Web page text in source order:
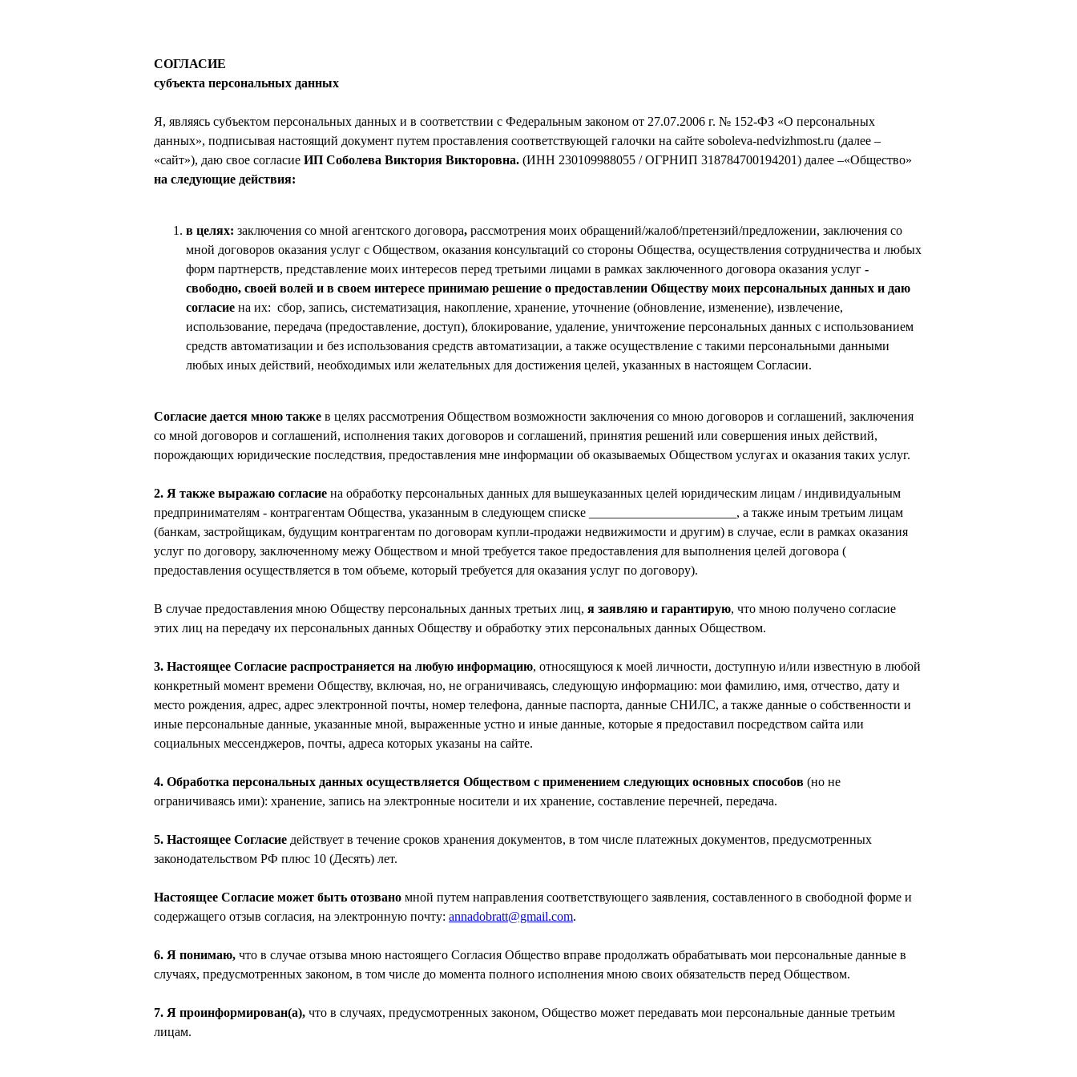
СОГЛАСИЕ
субъекта персональных данных
Я, являясь субъектом персональных данных и в соответствии с Федеральным законом от 27.07.2006 г. № 152-ФЗ «О персональных
данных», подписывая настоящий документ путем проставления соответствующей галочки на сайте soboleva-nedvizhmost.ru (далее –
«сайт»), даю свое согласие ИП Соболева Виктория Викторовна. (ИНН 230109988055 / ОГРНИП 318784700194201) далее –«Общество»
на следующие действия:
в целях: заключения со мной агентского договора, рассмотрения моих обращений/жалоб/претензий/предложении, заключения со
мной договоров оказания услуг с Обществом, оказания консультаций со стороны Общества, осуществления сотрудничества и любых
форм партнерств, представление моих интересов перед третьими лицами в рамках заключенного договора оказания услуг -
свободно, своей волей и в своем интересе принимаю решение о предоставлении Обществу моих персональных данных и даю
согласие на их: сбор, запись, систематизация, накопление, хранение, уточнение (обновление, изменение), извлечение,
использование, передача (предоставление, доступ), блокирование, удаление, уничтожение персональных данных с использованием
средств автоматизации и без использования средств автоматизации, а также осуществление с такими персональными данными
любых иных действий, необходимых или желательных для достижения целей, указанных в настоящем Согласии.
Согласие дается мною также в целях рассмотрения Обществом возможности заключения со мною договоров и соглашений, заключения
со мной договоров и соглашений, исполнения таких договоров и соглашений, принятия решений или совершения иных действий,
порождающих юридические последствия, предоставления мне информации об оказываемых Обществом услугах и оказания таких услуг.
2. Я также выражаю согласие на обработку персональных данных для вышеуказанных целей юридическим лицам / индивидуальным
предпринимателям - контрагентам Общества, указанным в следующем списке _______________________, а также иным третьим лицам
(банкам, застройщикам, будущим контрагентам по договорам купли-продажи недвижимости и другим) в случае, если в рамках оказания
услуг по договору, заключенному межу Обществом и мной требуется такое предоставления для выполнения целей договора (
предоставления осуществляется в том объеме, который требуется для оказания услуг по договору).
В случае предоставления мною Обществу персональных данных третьих лиц, я заявляю и гарантирую, что мною получено согласие
этих лиц на передачу их персональных данных Обществу и обработку этих персональных данных Обществом.
3. Настоящее Согласие распространяется на любую информацию, относящуюся к моей личности, доступную и/или известную в любой
конкретный момент времени Обществу, включая, но, не ограничиваясь, следующую информацию: мои фамилию, имя, отчество, дату и
место рождения, адрес, адрес электронной почты, номер телефона, данные паспорта, данные СНИЛС, а также данные о собственности и
иные персональные данные, указанные мной, выраженные устно и иные данные, которые я предоставил посредством сайта или
социальных мессенджеров, почты, адреса которых указаны на сайте.
4. Обработка персональных данных осуществляется Обществом с применением следующих основных способов (но не
ограничиваясь ими): хранение, запись на электронные носители и их хранение, составление перечней, передача.
5. Настоящее Согласие действует в течение сроков хранения документов, в том числе платежных документов, предусмотренных
законодательством РФ плюс 10 (Десять) лет.
Настоящее Согласие может быть отозвано мной путем направления соответствующего заявления, составленного в свободной форме и
содержащего отзыв согласия, на электронную почту: annadobratt@gmail.com.
6. Я понимаю, что в случае отзыва мною настоящего Согласия Общество вправе продолжать обрабатывать мои персональные данные в
случаях, предусмотренных законом, в том числе до момента полного исполнения мною своих обязательств перед Обществом.
7. Я проинформирован(а), что в случаях, предусмотренных законом, Общество может передавать мои персональные данные третьим
лицам.